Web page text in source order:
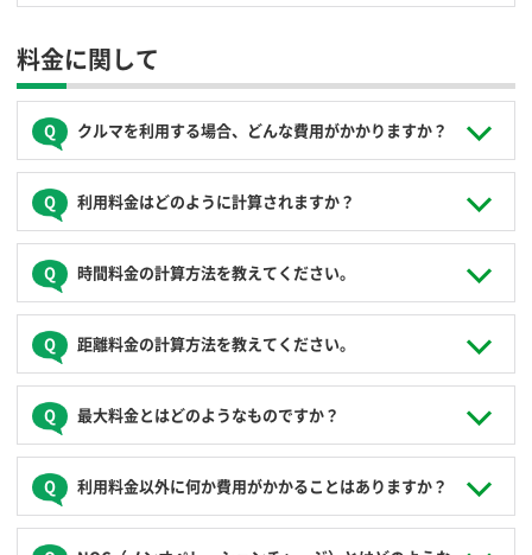
行ってください。
料金に関して
クルマを利用する場合、どんな費用がかかりますか？
クルマを利用した時のみ「利用料金」がかかります。入会金
※や月会費、年会費などは一切かかりませんので、ご利用が
なければ費用は発生しません。
※JoyCaではお客様の運転免許証がICカードとして使用でき
ますので、カード発行手数料は原則かかりません。別途
JoyCaオリジナルカードをご希望の場合には、カード発行
手数料がかかります。
利用料金はどのように計算されますか？
「利用料金」は、利用時間に応じてかかる「時間料金」と、
走行距離に応じてかかる「距離料金」の合計となります。
「利用料金」には、ガソリン代や保険料、消費税が含まれて
「時間料金」と「距離料金」は、利用されるクルマによって
異なりますので、予約時、ステーション情報からご確認くだ
さい（計算方法はどのクルマも同じです）。
時間料金の計算方法を教えてください。
予約された利用時間※に対し、15分単位で計算される「ショ
ート料金」と、当該利用時間に対する「最大料金」を比較
し、いずれか安い金額が自動的に適用されます。
での最大料金4,000円の場合、ショート料金は200円×４×６
時間＝4,800円なので、安い方の最大料金4,000円が適用
予約終了時刻よりも早く返却された場合でも、予約された時
間に対し課金されます。
予約時刻を過ぎて無申請で延長された場合、別途ペナルティ
距離料金の計算方法を教えてください。
走行１ｋｍごとにかかる料金となります。
（例）距離料金16円/ｋｍ、走行距離30kmの場合、16円×30
ｋｍ＝480円
最大料金とはどのようなものですか？
「時間料金」の上限（最大額）を定めたものです。「ショー
ト料金」での計算額より「最大料金」が安い場合、自動的に
「最大料金」が適用されます。長時間でも安心してご利用に
利用料金以外に何か費用がかかることはありますか？
次のような場合、その他の費用がかかる場合があります。詳